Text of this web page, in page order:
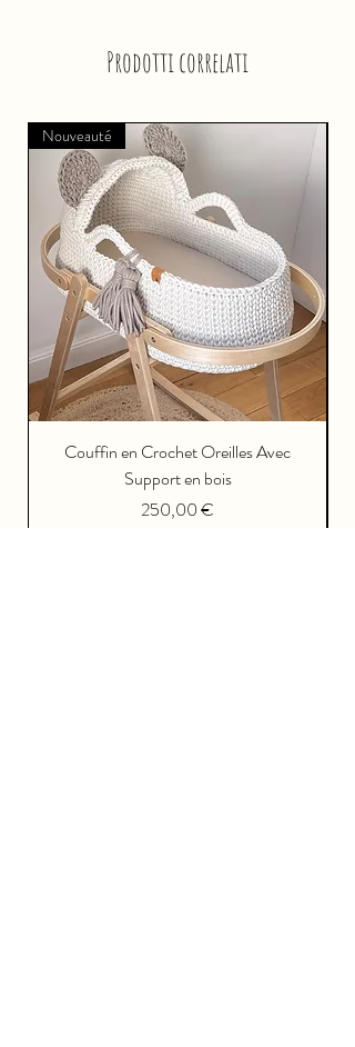
Prodotti correlati
Nouveauté
Couffin en Crochet Oreilles Avec
Support en bois
Prezzo
250,00 €